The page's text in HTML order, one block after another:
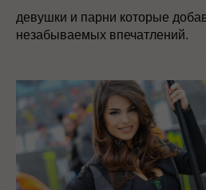
девушки и парни которые
незабываемых впечатлений.